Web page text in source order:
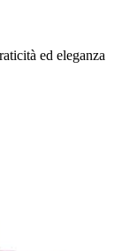
ed eleganza